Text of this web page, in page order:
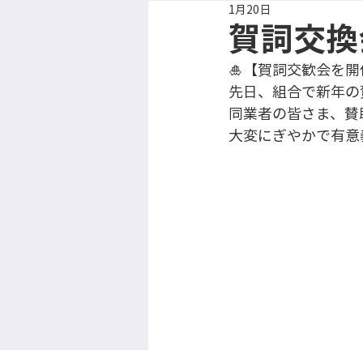
賀詞交
1月20日
🎍【賀詞交歓会を
先日、組合で新年
同業者の皆さま、
大変にぎやかで有